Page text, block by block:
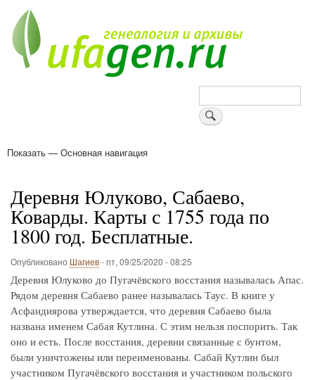
основному
содержанию
Поиск
Основная
Показать — Основная навигация
Деревня Юлуково, Сабаево,
Коварды. Карты с 1755 года по
1800 год. Бесплатные.
Опубликовано Шагиев-пт, 09/25/2020 - 08:25
Деревня Юлуково до Пугачёвского восстания называлась Апас.
Рядом деревня Сабаево ранее называлась Таус. В книге у
Асфандиярова утверждается, что деревня Сабаево была
названа именем Сабая Кутлина. С этим нельзя поспорить. Так
оно и есть. После восстания, деревни связанные с бунтом,
были уничтожены или переименованы. Сабай Кутлин был
участником Пугачёвского восстания и участником польского